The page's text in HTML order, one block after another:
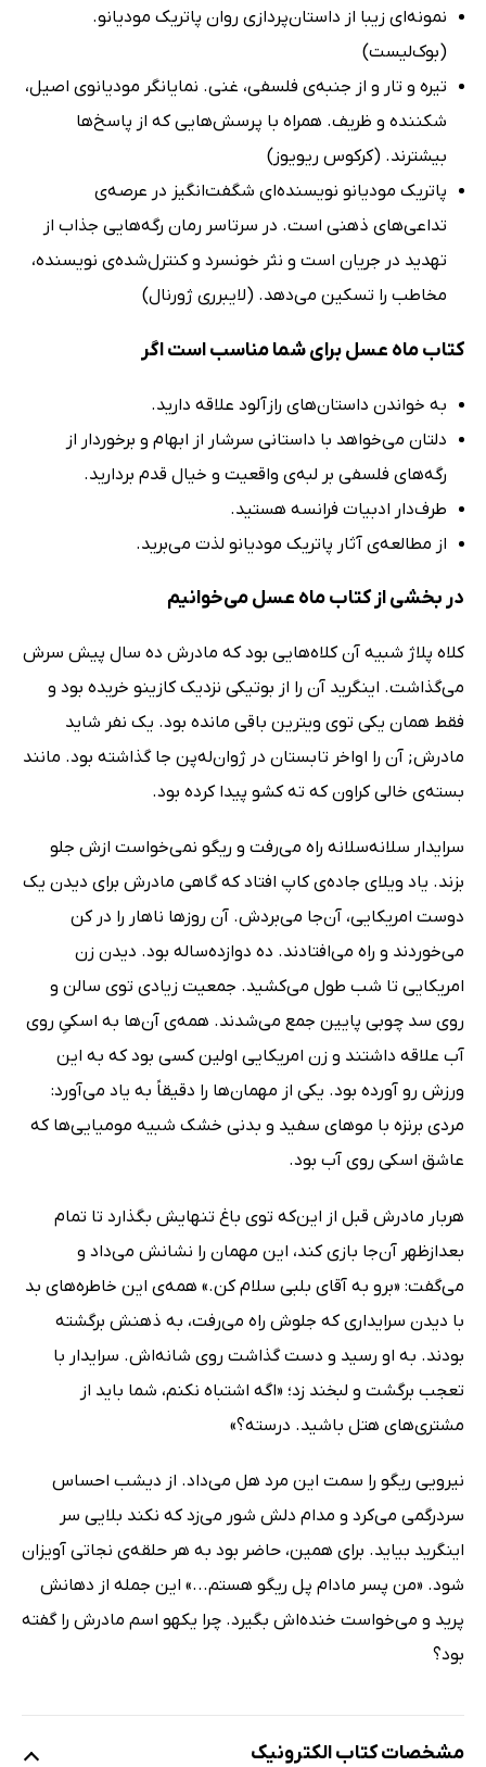
نمونه‌ای زیبا از داستان‌پردازی روان پاتریک مودیانو.
(بوک‌لیست)
تیره و تار و از جنبه‌ی فلسفی، غنی. نمایانگر مودیانوی اصیل،
شکننده و ظریف. همراه با پرسش‌هایی که از پاسخ‌ها
بیشترند. (کرکوس ریویوز)
پاتریک مودیانو نویسنده‌ای شگفت‌انگیز در عرصه‌ی
تداعی‌های ذهنی است. در سرتاسر رمان رگه‌هایی جذاب از
تهدید در جریان است و نثر خونسرد و کنترل‌شده‌ی نویسنده،
مخاطب را تسکین می‌دهد. (لایبرری ژورنال)
کتاب ماه عسل برای شما مناسب است اگر
به خواندن داستان‌های رازآلود علاقه دارید.
دلتان می‌خواهد با داستانی سرشار از ابهام و برخوردار از
رگه‌های فلسفی بر لبه‌ی واقعیت و خیال قدم بردارید.
طرف‌دار ادبیات فرانسه هستید.
از مطالعه‌ی آثار پاتریک مودیانو لذت می‌برید.
در بخشی از کتاب ماه عسل می‌خوانیم
کلاه پلاژ شبیه آن کلاه‌هایی بود که مادرش ده سال پیش سرش
می‌گذاشت. اینگرید آن را از بوتیکی نزدیک کازینو خریده بود و
فقط همان یکی توی ویترین باقی مانده بود. یک نفر شاید
مادرش; آن را اواخر تابستان در ژوان‌له‌پن جا گذاشته بود. مانند
بسته‌ی خالی کراون که ته کشو پیدا کرده بود.
سرایدار سلانه‌سلانه راه می‌رفت و ریگو نمی‌خواست ازش جلو
بزند. یاد ویلای جاده‌ی کاپ افتاد که گاهی مادرش برای دیدن یک
دوست امریکایی، آ‌ن‌جا می‌بردش. آن روزها ناهار را در کن
می‌خوردند و راه می‌افتادند. ده دوازده‌ساله بود. دیدن زن
امریکایی تا شب طول می‌کشید. جمعیت زیادی توی سالن و
روی سد چوبی پایین جمع می‌شدند. همه‌ی آن‌ها به اسکیِ روی
آب علاقه داشتند و زن امریکایی اولین کسی بود که به این
ورزش رو آورده بود. یکی از مهمان‌ها را دقیقاً به یاد می‌آورد:
مردی برنزه با موهای سفید و بدنی خشک شبیه مومیایی‌ها که
عاشق اسکی روی آب بود.
هر‌بار مادرش قبل از این‌که توی باغ تنهایش بگذارد تا تمام
بعدازظهر آن‌جا بازی کند، این مهمان را نشانش می‌داد و
می‌گفت: «برو به آقای بلبی سلام کن.» همه‌ی این خاطره‌های بد
با دیدن سرایداری که جلوش راه می‌رفت، به ذهنش برگشته
بودند. به او رسید و دست گذاشت روی شانه‌اش. سرایدار با
تعجب برگشت و لبخند زد؛ «اگه اشتباه نکنم، شما باید از
مشتری‌های هتل باشید. درسته؟»
نیرویی ریگو را سمت این مرد هل می‌داد. از دیشب احساس
سردرگمی می‌کرد و مدام دلش شور می‌زد که نکند بلایی سر
اینگرید بیاید. برای همین، حاضر بود به هر حلقه‌ی نجاتی آویزان
شود. «من پسر مادام پل ریگو هستم...» این جمله از دهانش
پرید و می‌خواست خنده‌اش بگیرد. چرا یکهو اسم مادرش را گفته
بود؟
مشخصات کتاب الکترونیک